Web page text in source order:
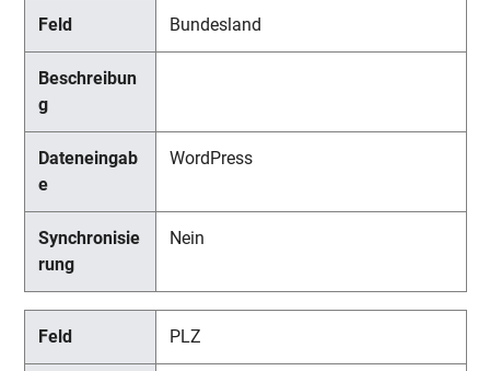
Bundesland
WordPress
Nein
PLZ